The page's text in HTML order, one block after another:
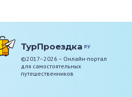
ТурПроездка ру
©2017–2026 – Онлайн-портал
для самостоятельных
путешественников